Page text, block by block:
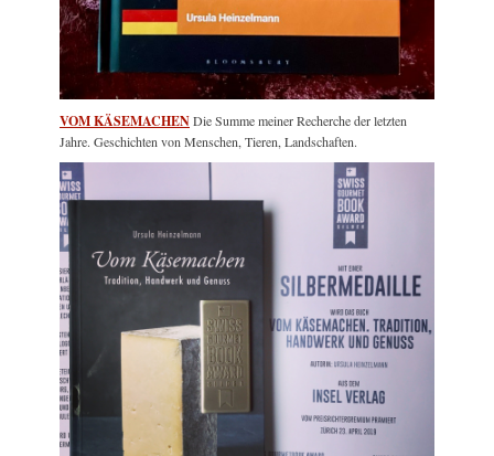
VOM KÄSEMACHENDie Summe meiner Recherche der letzten
Jahre. Geschichten von Menschen, Tieren, Landschaften.